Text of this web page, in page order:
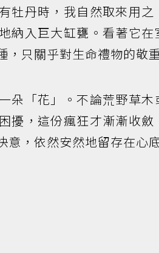
牡丹時，我自然取來用
納入巨大缸甕。看著它
只關乎對生命禮物的敬
朵「花」。不論荒野草
擾，這份瘋狂才漸漸收
，依然安然地留存在心